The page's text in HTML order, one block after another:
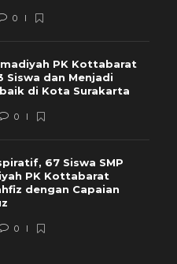
0
PK Kottabarat
Siswa dan Menjadi
di Kota Surakarta
0
67 Siswa SMP
PK Kottabarat
dengan Capaian
0